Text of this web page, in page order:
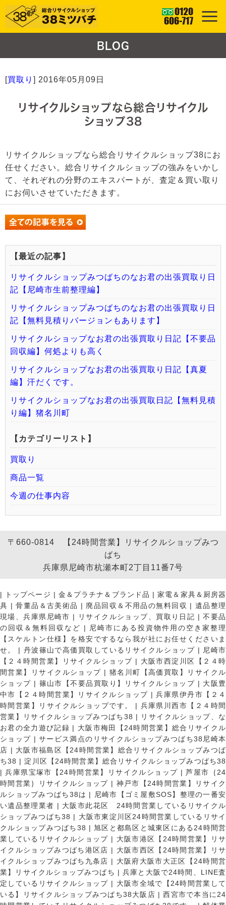
BLOG
[買取り ] 2016年05月09日
リサイクルショップなら総合リサイクル
ショップ38
リサイクルショップなら総合リサイクルショップ38にお
任せください。総合リサイクルショップの強みをいかし
て、それぞれの分野のエキスパートが、査定＆買い取り
にお伺いさせていただきます。
【最近の記事】
リサイクルショップみつばちのなお君の出張買取り日
記【尼崎市生前整理編】
リサイクルショップみつばちのなお君の出張買取り日
記【無料見積りバージョンもあります】
リサイクルショップなお君の出張買取り日記【不要品
回収編】何処よりも高く
リサイクルショップなお君の出張買取り日記【真夏
編】汗だくです。
リサイクルショップなお君の出張買取日記【無料見積
り編】猪名川町
【カテゴリーリスト】
買取り
商品一覧
今週の仕事内容
〒660-0814 【24時間営業】リサイクルショップみつ
ばち
兵庫県尼崎市杭瀬本町2丁目11番7号
| トップページ | 金＆プラチナ＆ブランド品 |家電＆家具＆厨房器
具 |骨董品＆古美術品 | 廃品回収＆不用品の無料回収 | 遺品整理
現場、兵庫県尼崎市 | リサイクルショップ、買取り日記 |不要品
の回収＆無料回収など |
尼崎市にある投資物件用の空き家整理
【スケルトン仕様】を格安でするなら我が社にお任せくださいま
せ。
| 丹波篠山で高価買取しているリサイクルショップ | 尼崎市
【２４時間営業】リサイクルショップ | 大阪市西淀川区【２４時
間営業】リサイクルショップ | 猪名川町【高価買取】リサイクル
ショップ | 篠山市【不要品買取り】リサイクルショップ | 大阪豊
中市【２４時間営業】リサイクルショップ |兵庫県伊丹市【２４
時間営業】リサイクルショップです。
| 兵庫県川西市【２４時間
営業】リサイクルショップみつばち38 |
リサイクルショップ、な
お君の全力遊び記録 | 大阪市梅田【24時間営業】総合リサイクル
ショップ |サービス満点のリサイクルショップみつばち38尼崎本
店 | 大阪市福島区【24時間営業】総合リサイクルショップみつば
ち38 |淀川区【24時間営業】総合リサイクルショップみつばち38
|兵庫県宝塚市【24時間営業】リサイクルショップ |芦屋市｛24
時間営業｝リサイクルショップ | 神戸市【24時間営業】リサイク
ルショップみつばち38は |
尼崎市【ゴミ屋敷SOS】整理の一番安
い遺品整理業者 | 大阪市此花区 24時間営業しているリサイクル
ショップみつばち38 | 大阪市東淀川区24時間営業しているリサイ
クルショップみつばち38 | 旭区と都島区と城東区にある24時間営
業しているリサイクルショップ | 大阪市港区【24時間営業】リサ
イクルショップみつばち港区店 | 大阪市西区【24時間営業】リサ
イクルショップみつばち九条店 | 大阪府大阪市大正区【24時間営
業】リサイクルショップみつばち |兵庫と大阪で24時間、LINE査
定しているリサイクルショップ | 大阪市全域で【24時間営業して
いる】リサイクルショップみつばち38大阪店 |西宮市で本当に24